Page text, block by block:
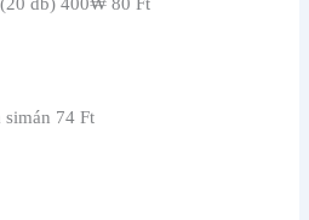
simán 74 Ft